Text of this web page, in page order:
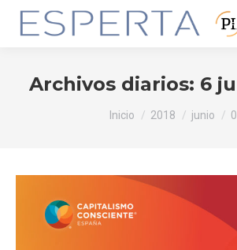
Archivos diarios: 6
Estás aquí:
Inicio 2018 junio